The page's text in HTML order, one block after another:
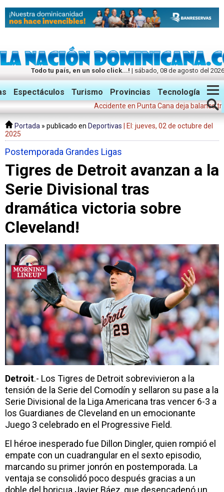
Todo tu país, en un solo click...! | sábado, 08 de agosto del 2026
Twitter Facebook Instagram
Espectáculos Turismo Provincias Tecnología
Accidente en Punta Cana deja balance
Portada » publicado en Deportivas
| El: jueves, 02 de octubre del
2025
Postemporada Grandes Ligas
Tigres de Detroit avanzan a la
Serie Divisional tras
dramática victoria sobre
Cleveland!
Detroit.- Los Tigres de Detroit sobrevivieron a la
tensión de la Serie del Comodín y sellaron su pase a la
Serie Divisional de la Liga Americana tras vencer 6-3 a
los Guardianes de Cleveland en un emocionante
Juego 3 celebrado en el Progressive Field.
El héroe inesperado fue Dillon Dingler, quien rompió el
empate con un cuadrangular en el sexto episodio,
marcando su primer jonrón en postemporada. La
ventaja se consolidó poco después gracias a un
doble del boricua Javier Báez, que desencadenó un